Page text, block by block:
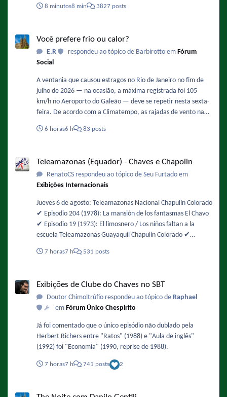
8 minutos8 min 3827 posts
Você prefere frio ou calor?
E.R respondeu ao tópico de Barbirotto em Fórum
Social
A ventania que causou estragos no Rio de Janeiro no fim de
julho de 2026 — na ocasião, a máxima registrada foi 105
km/h no Aeroporto do Galeão — deve se repetir nesta sexta-
feira. De acordo com a Climatempo, as rajadas de vento na
com possibilidade de queda de árvores. Os ventos devem
https://oglobo.globo.com/rio/noticia/2026/08/06/rajadas-de-
vento-mais-intensas-sao-esperadas-entre-12h-e-18h-desta-
6 horas6 h 83 posts
Teleamazonas (Equador) - Chaves e Chapolin
RenatoCS respondeu ao tópico de Seu Furtado em
Exibições Internacionais
Jueves 6 de agosto: Teleamazonas Nacional Chapulín Colorado
✔️ Episodio 204 (1978): La mansión de los fantasmas El Chavo
✔️ Episodio 19 (1973): El limosnero / Los niños faltan a la
escuela Teleamazonas Guayaquil Chapulín Colorado ✔️
paralizadora El Chavo ✔️ Episodio 105 (1975): La fuente de los
7 horas7 h 531 posts
Exibições de Clube do Chaves no SBT
Doutor Chimoltrúfio respondeu ao tópico de Raphael
em Fórum Único Chespirito
Já foi comentado que o único episódio não dublado pela
Herbert Richers entre "Ratos" (1988) e "Aula de inglês"
(1992) foi "Economia" (1990, reprise de 1988).
7 horas7 h 741 posts 2